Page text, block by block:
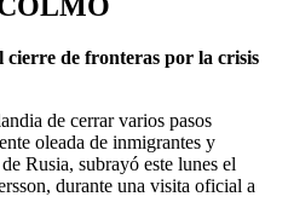
cierre de fronteras por la crisis
de cerrar varios pasos
oleada de inmigrantes y
Rusia, subrayó este lunes el
durante una visita oficial a